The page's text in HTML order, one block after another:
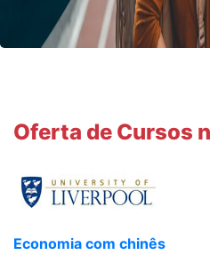
Oferta de Cursos
Economia com chinês